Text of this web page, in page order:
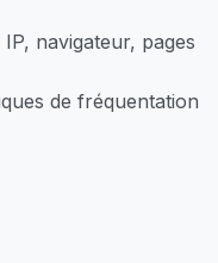
IP, navigateur, pages
de fréquentation